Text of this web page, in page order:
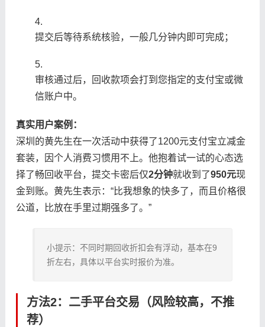
提交后等待系统核验，一般几分钟内即可完成；
审核通过后，回收款项会打到您指定的支付宝或微
信账户中。
真实用户案例：
深圳的黄先生在一次活动中获得了1200元支付宝立减金
套装，因个人消费习惯用不上。他抱着试一试的心态选
择了畅回收平台，提交卡密后仅2分钟就收到了950元现
金到账。黄先生表示：“比我想象的快多了，而且价格很
公道，比放在手里过期强多了。”
小提示：不同时期回收折扣会有浮动，基本在9
折左右，具体以平台实时报价为准。
方法2：二手平台交易（风险较高，不推
荐）